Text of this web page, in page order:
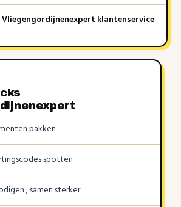
klantenservice
pakken
spotten
; samen sterker